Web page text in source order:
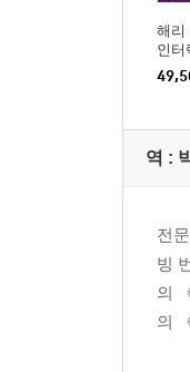
해리
인터
역 :
전
빙
의
의